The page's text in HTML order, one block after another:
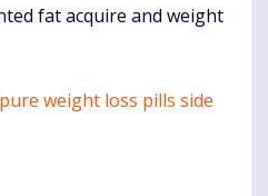
fat acquire and weight
weight loss pills side